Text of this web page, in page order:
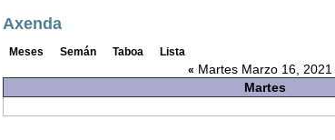
Axenda
Meses Semán Taboa
Lista
« Martes Marzo 16, 2021
Martes